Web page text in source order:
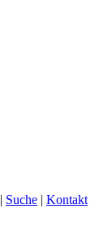
| Suche | Kontakt